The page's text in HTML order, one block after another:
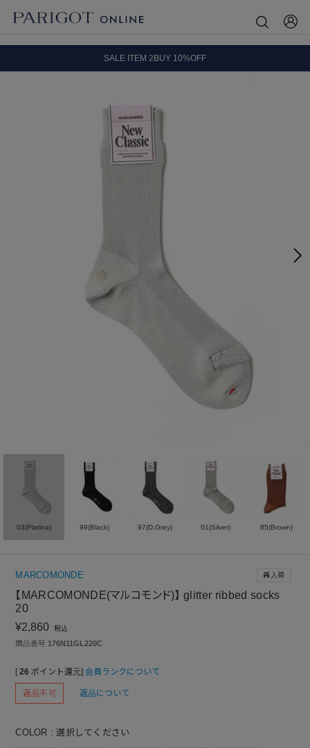
SALE ITEM 2BUY 10%OFF
8.5 wedに会員プログラムが生まれ変わります！
03(Platina) 99(Black) 97(D.Grey) 01(Silver) 85(Brown)
MARCOMONDE
【MARCOMONDE(マルコモンド)】 glitter ribbed socks
20
¥2,860 税込
再入荷
商品番号 176N11GL220C
[ 26 ポイント還元] 会員ランクについて
返品不可 返品について
COLOR 選択してください